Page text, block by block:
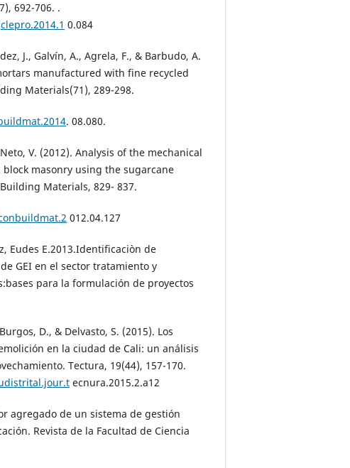
692-706. .
0.084
J., Galvín, A., Agrela, F., & Barbudo, A.
manufactured with fine recycled
Materials(71), 289-298.
. 08.080.
V. (2012). Analysis of the mechanical
masonry using the sugarcane
Materials, 829- 837.
012.04.127
Eudes E.2013.Identificaciòn de
GEI en el sector tratamiento y
para la formulación de proyectos
D., & Delvasto, S. (2015). Los
en la ciudad de Cali: un análisis
Tectura, 19(44), 157-170.
ecnura.2015.2.a12
agregado de un sistema de gestión
Revista de la Facultad de Ciencia